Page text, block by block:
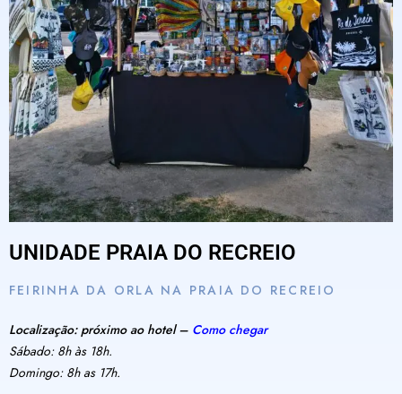
UNIDADE PRAIA DO RECREIO
FEIRINHA DA ORLA NA PRAIA DO RECREIO
Localização: próximo ao hotel – Como chegar
Sábado: 8h às 18h.
Domingo: 8h as 17h.